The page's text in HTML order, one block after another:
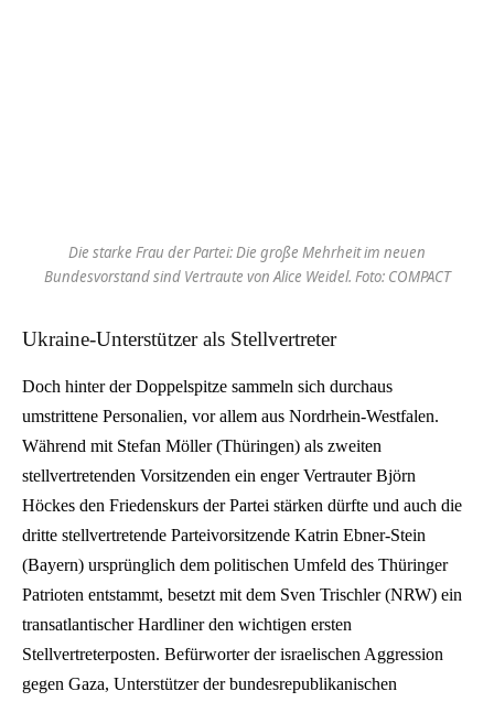
Die starke Frau der Partei: Die große Mehrheit im neuen
Bundesvorstand sind Vertraute von Alice Weidel. Foto: COMPACT
Ukraine-Unterstützer als Stellvertreter
Doch hinter der Doppelspitze sammeln sich durchaus
umstrittene Personalien, vor allem aus Nordrhein-Westfalen.
Während mit Stefan Möller (Thüringen) als zweiten
stellvertretenden Vorsitzenden ein enger Vertrauter Björn
Höckes den Friedenskurs der Partei stärken dürfte und auch die
dritte stellvertretende Parteivorsitzende Katrin Ebner-Stein
(Bayern) ursprünglich dem politischen Umfeld des Thüringer
Patrioten entstammt, besetzt mit dem Sven Trischler (NRW) ein
transatlantischer Hardliner den wichtigen ersten
Stellvertreterposten. Befürworter der israelischen Aggression
gegen Gaza, Unterstützer der bundesrepublikanischen